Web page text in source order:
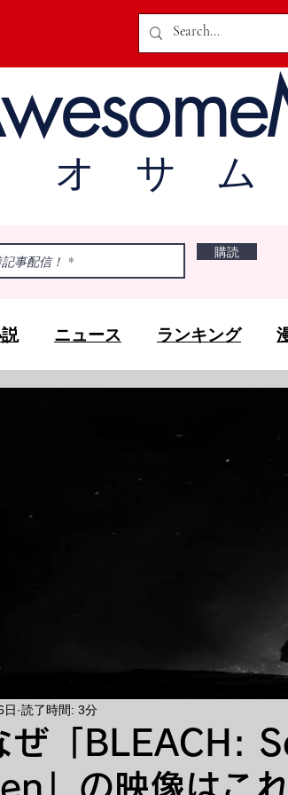
オサ
購読
ニュース ランキング
ぜ「BLEACH:
」の映像はこ
日 読了時間: 3分